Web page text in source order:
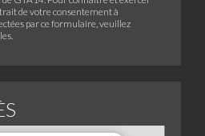
de votre consentement à
par ce formulaire, veuillez
.